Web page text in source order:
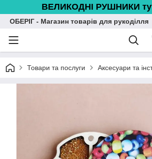
ВЕЛИКОДНІ РУШНИКИ
ОБЕРІГ - Магазин товарів для рукоділля
Товари та послуги Аксесуари та